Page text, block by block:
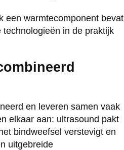
een warmtecomponent bevat
in de praktijk
en leveren samen vaak
elkaar aan: ultrasound pakt
bindweefsel verstevigt en
uitgebreide